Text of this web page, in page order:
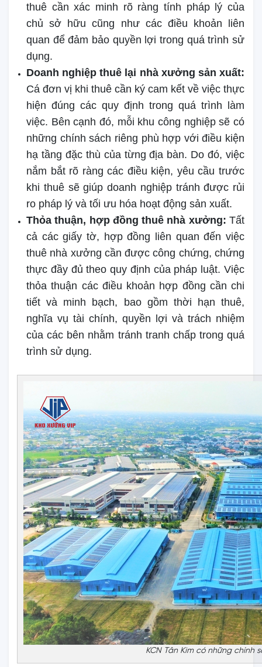
thuê cần xác minh rõ ràng tính pháp lý của
chủ sở hữu cũng như các điều khoản liên
quan để đảm bảo quyền lợi trong quá trình sử
dụng.
Doanh nghiệp thuê lại nhà xưởng sản xuất:
Cá đơn vị khi thuê cần ký cam kết về việc thực
hiện đúng các quy định trong quá trình làm
việc. Bên cạnh đó, mỗi khu công nghiệp sẽ có
những chính sách riêng phù hợp với điều kiện
hạ tầng đặc thù của từng địa bàn. Do đó, việc
nắm bắt rõ ràng các điều kiện, yêu cầu trước
khi thuê sẽ giúp doanh nghiệp tránh được rủi
ro pháp lý và tối ưu hóa hoạt động sản xuất.
Thỏa thuận, hợp đồng thuê nhà xưởng: Tất
cả các giấy tờ, hợp đồng liên quan đến việc
thuê nhà xưởng cần được công chứng, chứng
thực đầy đủ theo quy định của pháp luật. Việc
thỏa thuận các điều khoản hợp đồng cần chi
tiết và minh bạch, bao gồm thời hạn thuê,
nghĩa vụ tài chính, quyền lợi và trách nhiệm
của các bên nhằm tránh tranh chấp trong quá
trình sử dụng.
KCN Tân Kim có những chính